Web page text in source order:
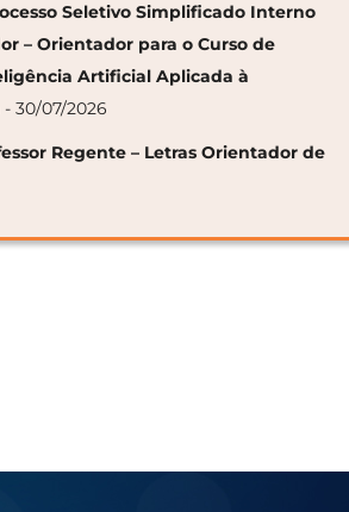
Seletivo Simplificado Interno
– Orientador para o Curso de
Artificial Aplicada à
- 30/07/2026
Regente – Letras Orientador de